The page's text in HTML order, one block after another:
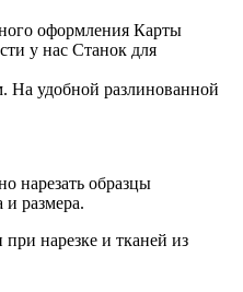
оформления Карты
у нас Станок для
На удобной разлинованной
нарезать образцы
размера.
нарезке и тканей из